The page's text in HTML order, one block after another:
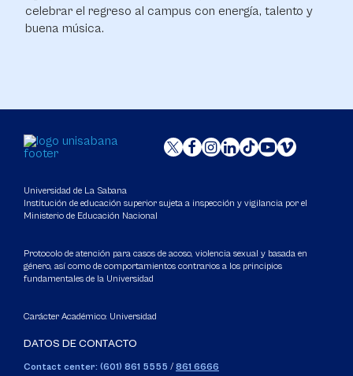
celebrar el regreso al campus con energía, talento y
buena música.
Universidad de La Sabana
Institución de educación superior sujeta a inspección y vigilancia por el
Ministerio de Educación Nacional
Protocolo de atención para casos de acoso, violencia sexual y basada en
género, así como de comportamientos contrarios a los principios
fundamentales de la Universidad
Carácter Académico: Universidad
DATOS DE CONTACTO
Contact center: (601) 861 5555 / 861 6666